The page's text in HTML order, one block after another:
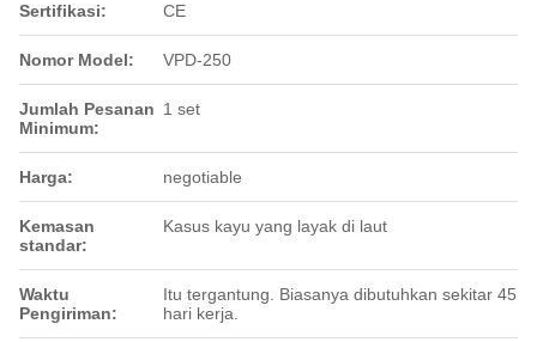
Sertifikasi: CE
Nomor Model: VPD-250
Jumlah Pesanan
Minimum:
1 set
Harga: negotiable
Kemasan
standar:
Kasus kayu yang layak di laut
Waktu
Pengiriman:
Itu tergantung. Biasanya dibutuhkan sekitar 45
hari kerja.